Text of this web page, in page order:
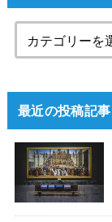
最近の投稿記事